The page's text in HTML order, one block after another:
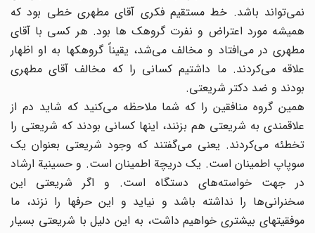
نمی‌تواند باشد. خط مستقیم فکری آقای مطهری خطی بود که
همیشه مورد اعتراض و نفرت گروهک ها بود. هر کسی با آقای
مطهری در می‌افتاد و مخالف می‌شد، یقیناً گروهکها به او اظهار
علاقه می‌کردند. ما داشتیم کسانی را که مخالف آقای مطهری
بودند و ضد دکتر شریعتی.
همین گروه منافقین را که شما ملاحظه می‌کنید که شاید دم از
علاقمندی به شریعتی هم بزنند، اینها کسانی بودند که شریعتی را
تخطئه می‌کردند. یعنی می‌گفتند که وجود شریعتی بعنوان یک
سوپاپ اطمینان است. یک دریچة اطمینان است. و حسینیة ارشاد
در جهت خواسته‌های دستگاه است. و اگر شریعتی این
سخنرانی‌ها را نداشته باشد و نیاید و این حرفها را نزند، ما
موفقیتهای بیشتری خواهیم داشت، به این دلیل با شریعتی بسیار